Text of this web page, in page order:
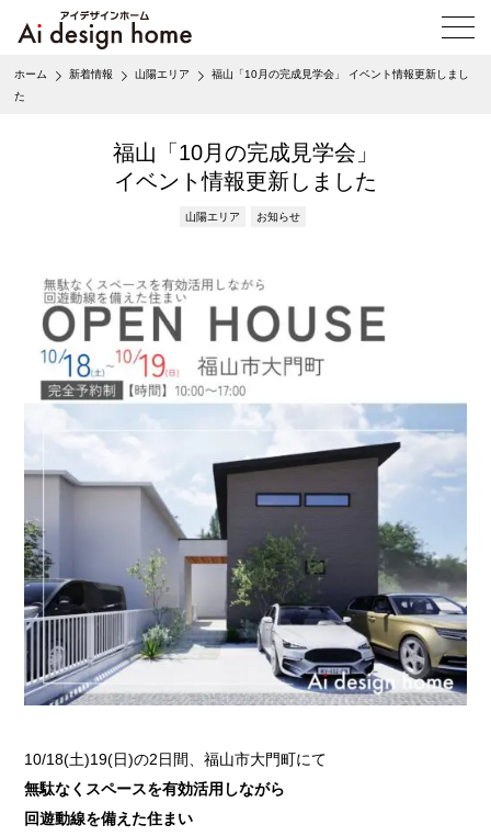
メ
ニ
ー
ホーム 新着情報 山陽エリア
福山「10月の完成見学会」 イベント情報更新しまし
た
福山「10月の完成見学会」
イベント情報更新しました
山陽エリア お知らせ
10/18(土)19(日)の2日間、福山市大門町にて
無駄なくスペースを有効活用しながら
回遊動線を備えた住まい